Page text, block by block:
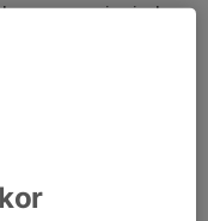
upp oss i mindre
fram och tillbaka